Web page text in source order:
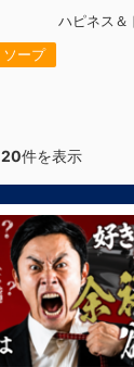
とか怖い思
いる動画を
りますので
に働くなら
す！！あな
ス＆ドリー
ご応募お待
ハピネス＆
ソープ
20件を表示